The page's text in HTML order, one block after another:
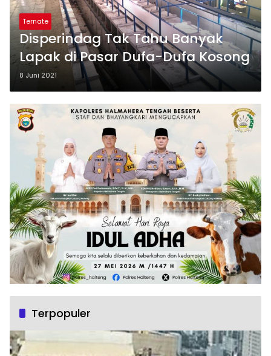
Ternate
Disperindag Tak Tahu Banyak
Lapak di Pasar Dufa-Dufa Kosong
8 Juni 2021
Terpopuler